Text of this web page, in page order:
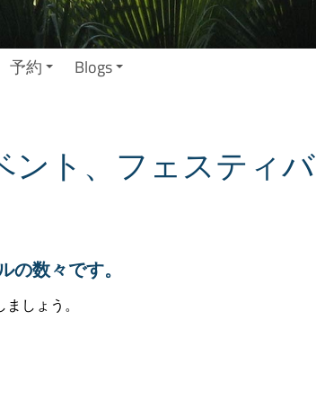
予約 Blogs
ント、フェスティバ
数々です。
しょう。